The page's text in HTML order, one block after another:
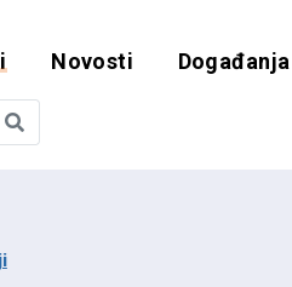
i
Novosti Događanja